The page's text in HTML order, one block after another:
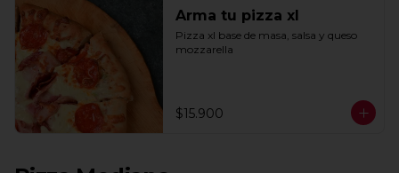
Arma tu pizza xl
Pizza xl base de masa, salsa y queso
mozzarella
$15.900